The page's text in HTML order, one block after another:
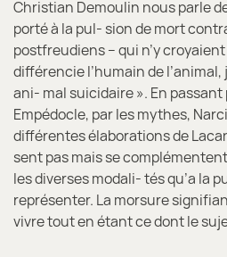
Christian Demoulin nous parle
porté à la pul- sion de mort
postfreudiens – qui n’y
différencie l’humain de l’animal,
ani- mal suicidaire ». En
Empédocle, par les mythes,
différentes élaborations de
sent pas mais se
les diverses modali- tés qu’a la
représenter. La morsure
vivre tout en étant ce dont le